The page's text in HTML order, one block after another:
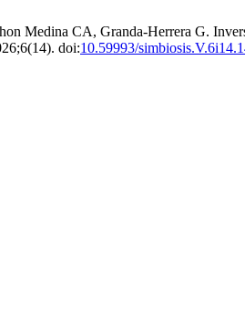
Medina CA, Granda-Herrera G.
doi:10.59993/